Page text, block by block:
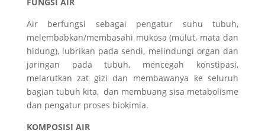
Air berfungsi sebagai pengatur suhu tubuh,
melembabkan/membasahi mukosa (mulut, mata dan
hidung), lubrikan pada sendi, melindungi organ dan
jaringan pada tubuh, mencegah konstipasi,
melarutkan zat gizi dan membawanya ke seluruh
bagian tubuh kita, dan membuang sisa metabolisme
dan pengatur proses biokimia.
KOMPOSISI AIR